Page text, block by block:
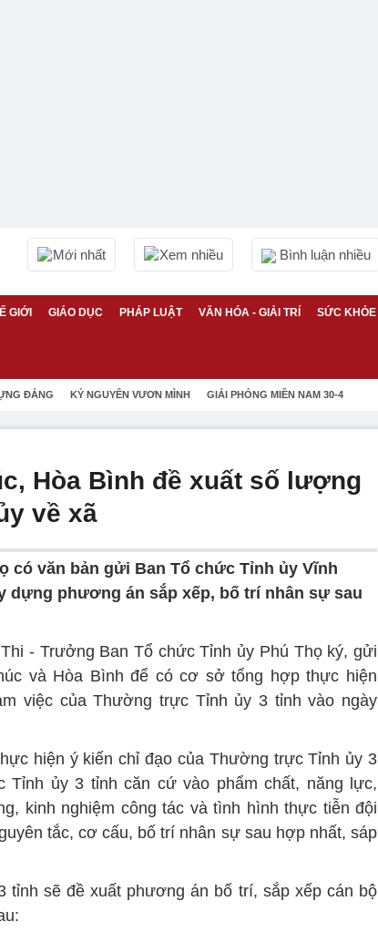
Mới nhất Xem nhiều Bình luận nhiều
GIỚI GIÁO DỤC PHÁP LUẬT VĂN HÓA - GIẢI TRÍ SỨC KHỎE
ĐẢNG KỶ NGUYÊN VƯƠN MÌNH GIẢI PHÓNG MIỀN NAM 30-4
Hòa Bình đề xuất số lượng
về xã
có văn bản gửi Ban Tổ chức Tỉnh ủy Vĩnh
dựng phương án sắp xếp, bố trí nhân sự sau
- Trưởng Ban Tổ chức Tỉnh ủy Phú Thọ ký, gửi
và Hòa Bình để có cơ sở tổng hợp thực hiện
việc của Thường trực Tỉnh ủy 3 tỉnh vào ngày
hiện ý kiến chỉ đạo của Thường trực Tỉnh ủy 3
Tỉnh ủy 3 tỉnh căn cứ vào phẩm chất, năng lực,
kinh nghiệm công tác và tình hình thực tiễn đội
tắc, cơ cấu, bố trí nhân sự sau hợp nhất, sáp
tỉnh sẽ đề xuất phương án bố trí, sắp xếp cán bộ